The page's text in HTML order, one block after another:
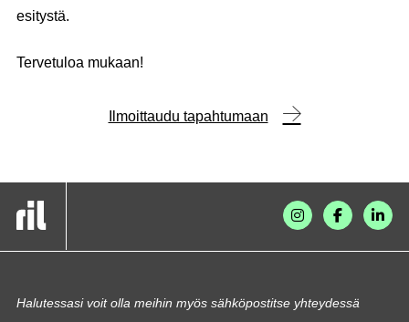
esitystä.
Tervetuloa mukaan!
Ilmoittaudu tapahtumaan
Halutessasi voit olla meihin myös sähköpostitse yhteydessä